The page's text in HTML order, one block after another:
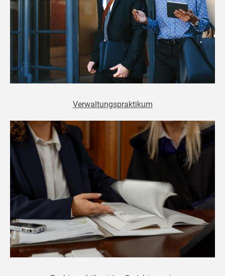
Verwaltungspraktikum